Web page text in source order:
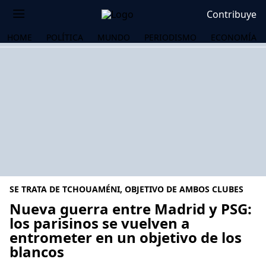
Contribuye
HOME POLÍTICA MUNDO PERIODISMO ECONOMÍA
SE TRATA DE TCHOUAMÉNI, OBJETIVO DE AMBOS CLUBES
Nueva guerra entre Madrid y PSG:
los parisinos se vuelven a
entrometer en un objetivo de los
blancos